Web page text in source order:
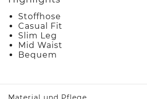
Stoffhose
Casual Fit
Slim Leg
Mid Waist
Bequem